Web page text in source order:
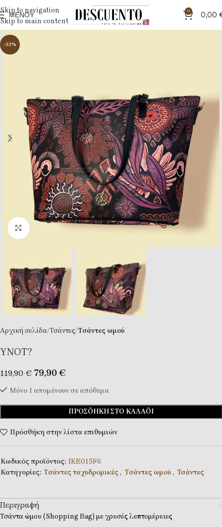
Skip to navigation
Skip to main content
ΜΕΝΟΎ 0 0,00
-33%
Κλικ για μεγέθυνση
Αρχική σελίδα Τσάντες Tσάντες ωμού
YNOT?
119,90€ 79,90€
Μόνο 1 απομένουν σε απόθεμα
ΠΡΟΣΘΉΚΗ ΣΤΟ ΚΑΛΆΘΙ
Πρόσθήκη στην λίστα επιθυμιών
Κωδικός προϊόντος: IKE015F6
Κατηγορίες: Tσάντες ταχυδρομικές , Tσάντες ωμού, Τσάντες
Περιγραφή
Τσάντα ώμου (Shopping Bag) με χρυσές λεπτομέρειες